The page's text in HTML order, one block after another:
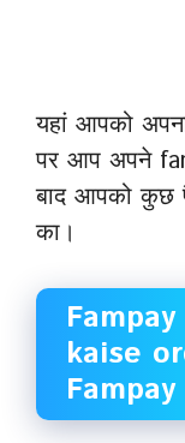
यहां आपको
पर आप अपने
बाद आपको कुछ
का।
kaise